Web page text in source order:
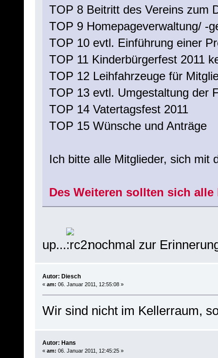
TOP 8 Beitritt des Vereins zum
TOP 9 Homepageverwaltung/ -
TOP 10 evtl. Einführung einer
TOP 11 Kinderbürgerfest 2011
TOP 12 Leihfahrzeuge für
TOP 13 evtl. Umgestaltung der
TOP 14 Vatertagsfest 2011
TOP 15 Wünsche und Anträge
Ich bitte alle Mitglieder, sich mit
Des Weiteren sollten sich
up... nochmal zur
Autor: Diesch
« am: 06. Januar 2011, 12:55:08 »
Wir sind nicht im Kellerraum,
Autor: Hans
« am: 06. Januar 2011, 12:45:25 »